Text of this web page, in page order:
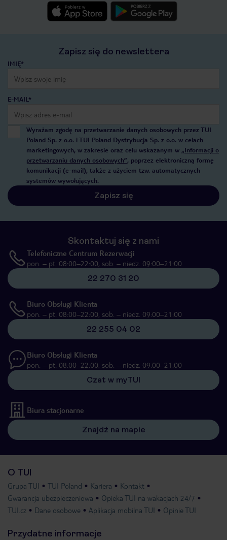
Zapisz się do newslettera
IMIĘ*
E-MAIL*
Wyrażam zgodę na przetwarzanie danych osobowych przez TUI
Poland Sp. z o.o. i TUI Poland Dystrybucja Sp. z o.o. w celach
marketingowych, w zakresie oraz celu wskazanym w „Informacji o
przetwarzaniu danych osobowych”, poprzez elektroniczną formę
komunikacji (e-mail), także z użyciem tzw. automatycznych
systemów wywołujących.
Zapisz się
Skontaktuj się z nami
Telefoniczne Centrum Rezerwacji
pon. – pt. 08:00–22:00, sob. – niedz. 09:00–21:00
22 270 31 20
Biuro Obsługi Klienta
pon. – pt. 08:00–22:00, sob. – niedz. 09:00–21:00
22 255 04 02
Biuro Obsługi Klienta
pon. – pt. 08:00–22:00, sob. – niedz. 09:00–21:00
Czat w myTUI
Biura stacjonarne
Znajdź na mapie
O TUI
Grupa TUI TUI Poland Kariera
Kontakt
Gwarancja ubezpieczeniowa
Opieka TUI na wakacjach 24/7
TUI.cz
Dane osobowe Aplikacja mobilna TUI Opinie TUI
Przydatne informacje